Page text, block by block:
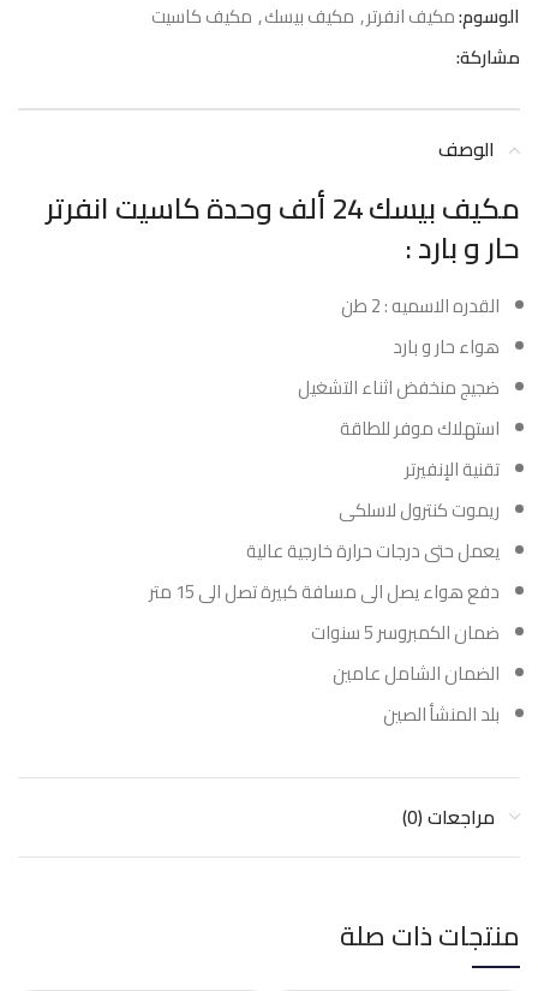
الوسوم:مكيف انفرتر, مكيف بيسك, مكيف كاسيت
مشاركة:
الوصف
مكيف بيسك 24 ألف وحدة كاسيت انفرتر
حار و بارد :
القدره الاسميه : 2 طن
هواء حار و بارد
ضجيج منخفض اثناء التشغيل
استهلاك موفر للطاقة
تقنية الإنفيرتر
ريموت كنترول لاسلكى
يعمل حتى درجات حرارة خارجية عالية
دفع هواء يصل الى مسافة كبيرة تصل الى 15 متر
ضمان الكمبروسر 5 سنوات
الضمان الشامل عامين
بلد المنشأ الصين
مراجعات (0)
منتجات ذات صلة